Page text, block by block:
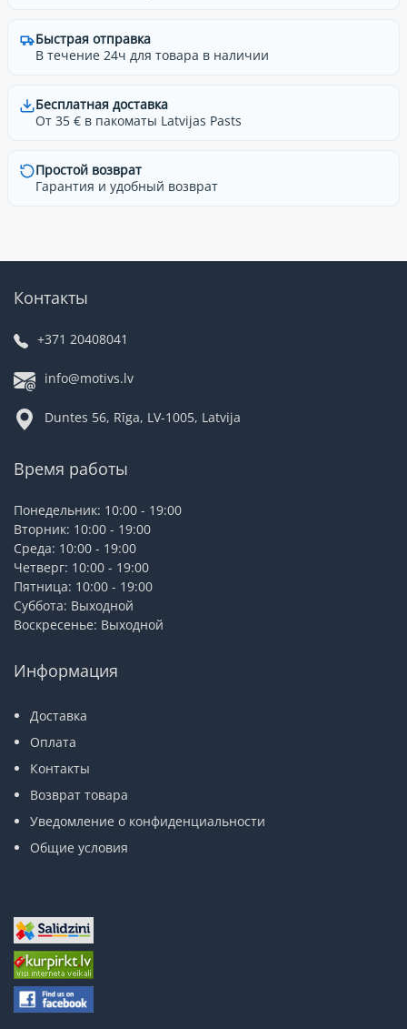
Быстрая отправка
В течение 24ч для товара в наличии
Бесплатная доставка
От 35 € в пакоматы Latvijas Pasts
Простой возврат
Гарантия и удобный возврат
Контакты
+371 20408041
info@motivs.lv
Duntes 56, Rīga, LV-1005, Latvija
Время работы
Понедельник: 10:00 - 19:00
Вторник: 10:00 - 19:00
Среда: 10:00 - 19:00
Четверг: 10:00 - 19:00
Пятница: 10:00 - 19:00
Суббота: Выходной
Воскресенье: Выходной
Информация
Доставка
Оплата
Контакты
Возврат товара
Уведомление о конфиденциальности
Общие условия